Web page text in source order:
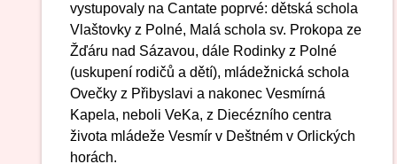
vystupovaly na Cantate poprvé: dětská schola
Vlaštovky z Polné, Malá schola sv. Prokopa ze
Žďáru nad Sázavou, dále Rodinky z Polné
(uskupení rodičů a dětí), mládežnická schola
Ovečky z Přibyslavi a nakonec Vesmírná
Kapela, neboli VeKa, z Diecézního centra
života mládeže Vesmír v Deštném v Orlických
horách.